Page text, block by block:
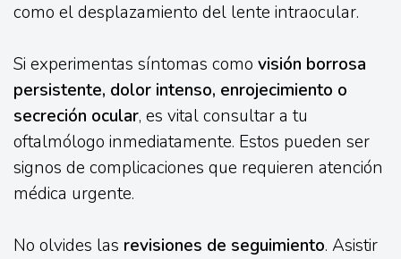
como el desplazamiento del lente intraocular.
Si experimentas síntomas como visión borrosa
persistente, dolor intenso, enrojecimiento o
secreción ocular, es vital consultar a tu
oftalmólogo inmediatamente. Estos pueden ser
signos de complicaciones que requieren atención
médica urgente.
No olvides las revisiones de seguimiento. Asistir